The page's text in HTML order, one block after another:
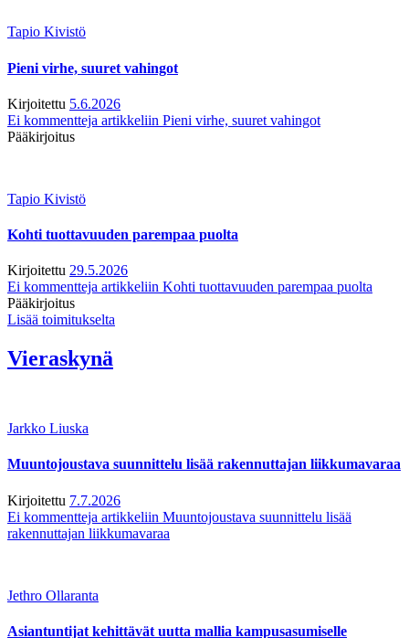
Tapio Kivistö
Pieni virhe, suuret vahingot
Kirjoitettu 5.6.2026
Ei kommentteja artikkeliin Pieni virhe, suuret vahingot
Pääkirjoitus
Tapio Kivistö
Kohti tuottavuuden parempaa puolta
Kirjoitettu 29.5.2026
Ei kommentteja artikkeliin Kohti tuottavuuden parempaa puolta
Pääkirjoitus
Lisää toimitukselta
Vieraskynä
Jarkko Liuska
Muuntojoustava suunnittelu lisää rakennuttajan liikkumavaraa
Kirjoitettu 7.7.2026
Ei kommentteja artikkeliin Muuntojoustava suunnittelu lisää
rakennuttajan liikkumavaraa
Jethro Ollaranta
Asiantuntijat kehittävät uutta mallia kampusasumiselle